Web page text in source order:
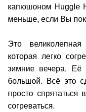
капюшоном Huggle
меньше, если Вы
Это
которая легко
зимние вечера. Её
большой. Всё это
просто
согреваться.